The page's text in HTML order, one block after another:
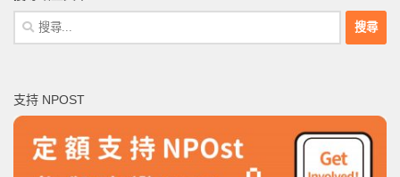
搜
尋
字:
支持 NPOST